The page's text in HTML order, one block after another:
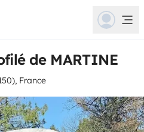
de MARTINE
France